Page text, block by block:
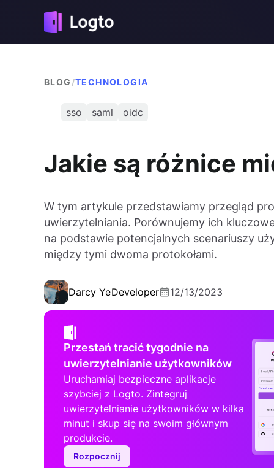
BLOG /TECHNOLOGIA
sso saml oidc
Jakie są różnice
W tym artykule przedstawiamy przegląd
uwierzytelniania. Porównujemy ich
na podstawie potencjalnych scenariuszy
między tymi dwoma protokołami.
Darcy YeDeveloper 12/13/2023
Przestań tracić tygodnie na
uwierzytelnianie użytkowników
Uruchamiaj bezpieczne aplikacje
szybciej z Logto. Zintegruj
uwierzytelnianie użytkowników w kilka
minut i skup się na swoim głównym
produkcie.
Rozpocznij